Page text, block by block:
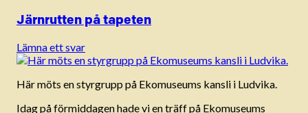
Järnrutten på tapeten
Lämna ett svar
Här möts en styrgrupp på Ekomuseums kansli i Ludvika.
Idag på förmiddagen hade vi en träff på Ekomuseums